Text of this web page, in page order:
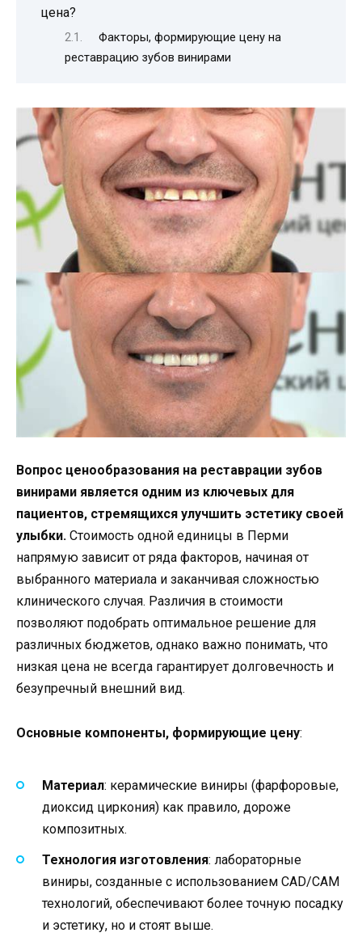
цена?
Факторы, формирующие цену на
реставрацию зубов винирами
Вопрос ценообразования на реставрации зубов
винирами является одним из ключевых для
пациентов, стремящихся улучшить эстетику своей
улыбки. Стоимость одной единицы в Перми
напрямую зависит от ряда факторов, начиная от
выбранного материала и заканчивая сложностью
клинического случая. Различия в стоимости
позволяют подобрать оптимальное решение для
различных бюджетов, однако важно понимать, что
низкая цена не всегда гарантирует долговечность и
безупречный внешний вид.
Основные компоненты, формирующие цену:
Материал: керамические виниры (фарфоровые,
диоксид циркония) как правило, дороже
композитных.
Технология изготовления: лабораторные
виниры, созданные с использованием CAD/CAM
технологий, обеспечивают более точную посадку
и эстетику, но и стоят выше.